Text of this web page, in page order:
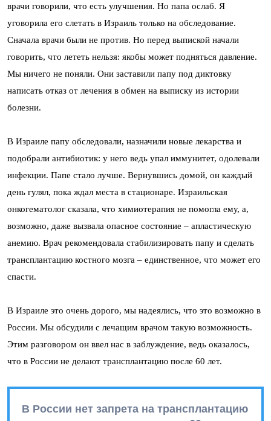
врачи говорили, что есть улучшения. Но папа ослаб. Я
уговорила его слетать в Израиль только на обследование.
Сначала врачи были не против. Но перед выпиской начали
говорить, что лететь нельзя: якобы может подняться давление.
Мы ничего не поняли. Они заставили папу под диктовку
написать отказ от лечения в обмен на выписку из истории
болезни.
В Израиле папу обследовали, назначили новые лекарства и
подобрали антибиотик: у него ведь упал иммунитет, одолевали
инфекции. Папе стало лучше. Вернувшись домой, он каждый
день гулял, пока ждал места в стационаре. Израильская
онкогематолог сказала, что химиотерапия не помогла ему, а,
возможно, даже вызвала опасное состояние – апластическую
анемию. Врач рекомендовала стабилизировать папу и сделать
трансплантацию костного мозга – единственное, что может его
спасти.
В Израиле это очень дорого, мы надеялись, что это возможно в
России. Мы обсудили с лечащим врачом такую возможность.
Этим разговором он ввел нас в заблуждение, ведь оказалось,
что в России не делают трансплантацию после 60 лет.
В России нет запрета на трансплантацию